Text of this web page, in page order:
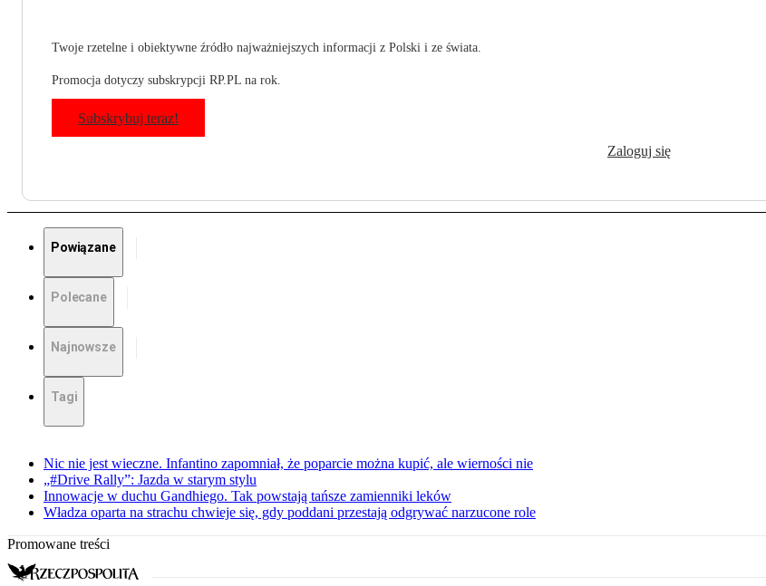
Twoje rzetelne i obiektywne źródło najważniejszych informacji z Polski i ze świata.
Promocja dotyczy subskrypcji RP.PL na rok.
Subskrybuj teraz!
Zaloguj się
Powiązane
Polecane
Najnowsze
Tagi
Nic nie jest wieczne. Infantino zapomniał, że poparcie można kupić, ale wierności nie
„#Drive Rally”: Jazda w starym stylu
Innowacje w duchu Gandhiego. Tak powstają tańsze zamienniki leków
Władza oparta na strachu chwieje się, gdy poddani przestają odgrywać narzucone role
Promowane treści